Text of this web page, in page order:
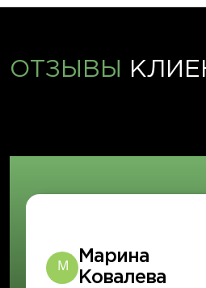
ОТЗЫВЫ
М
Марина
Ковалева